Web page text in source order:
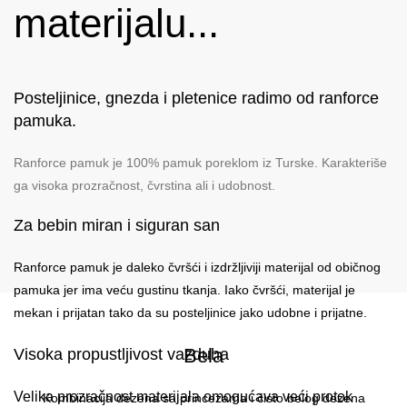
materijalu...
Posteljinice, gnezda i pletenice radimo od ranforce
pamuka.
Ranforce pamuk je 100% pamuk poreklom iz Turske. Karakteriše
ga visoka prozračnost, čvrstina ali i udobnost.
Za bebin miran i siguran san
Ranforce pamuk je daleko čvršći i izdržljiviji materijal od običnog
pamuka jer ima veću gustinu tkanja. Iako čvršći, materijal je
mekan i prijatan tako da su posteljinice jako udobne i prijatne.
Visoka propustljivost vazduha
Velika prozračnost materijala omogućava veći protok
Bela
Kombinacija dezena sa princezama i čisto belog dezena